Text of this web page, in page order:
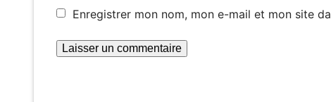
Enregistrer mon nom, mon e-mail et mon site